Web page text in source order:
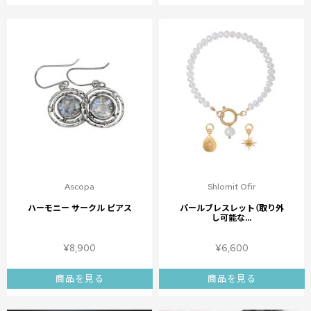
Ascopa
ハーモニー サークル ピアス
¥8,900
商品を見る
Shlomit Ofir
パールブレスレット（取り外
し可能な...
¥6,600
商品を見る